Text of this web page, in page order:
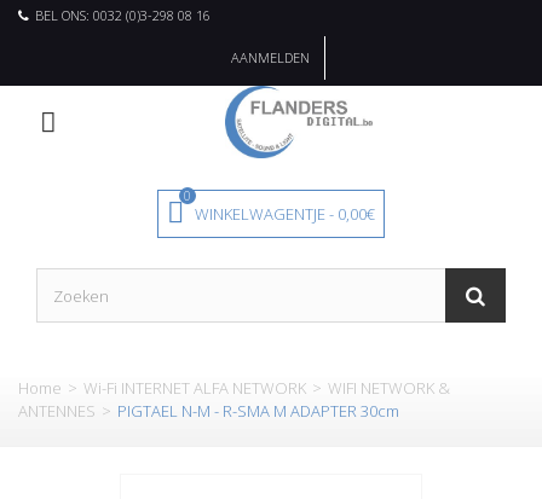
BEL ONS: 0032 (0)3-298 08 16
AANMELDEN
0
WINKELWAGENTJE- 0,00€
Home > Wi-Fi INTERNET ALFA NETWORK > WIFI NETWORK &
ANTENNES > PIGTAEL N-M - R-SMA M ADAPTER 30cm